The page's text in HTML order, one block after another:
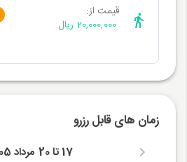
قیمت از:
20,000,000 ریال
زمان های قابل رزرو
17 تا 20 مرداد 1405